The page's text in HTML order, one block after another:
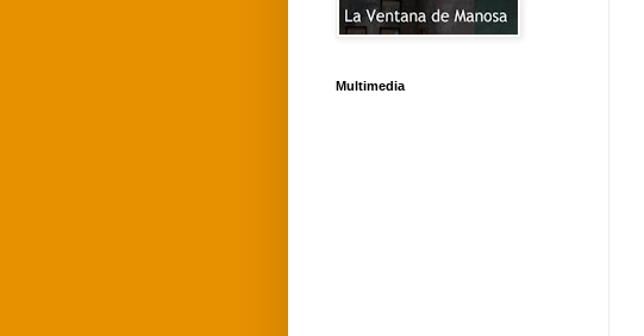
Multimedia